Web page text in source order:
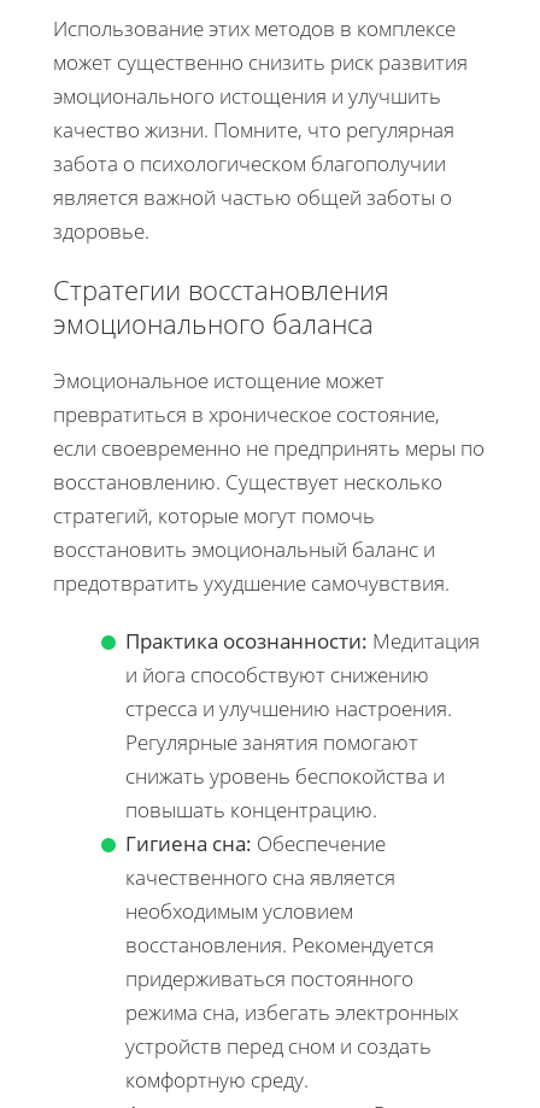
Использование этих методов в комплексе
может существенно снизить риск развития
эмоционального истощения и улучшить
качество жизни. Помните, что регулярная
забота о психологическом благополучии
является важной частью общей заботы о
здоровье.
Стратегии восстановления
эмоционального баланса
Эмоциональное истощение может
превратиться в хроническое состояние,
если своевременно не предпринять меры по
восстановлению. Существует несколько
стратегий, которые могут помочь
восстановить эмоциональный баланс и
предотвратить ухудшение самочувствия.
Практика осознанности: Медитация
и йога способствуют снижению
стресса и улучшению настроения.
Регулярные занятия помогают
снижать уровень беспокойства и
повышать концентрацию.
Гигиена сна: Обеспечение
качественного сна является
необходимым условием
восстановления. Рекомендуется
придерживаться постоянного
режима сна, избегать электронных
устройств перед сном и создать
комфортную среду.